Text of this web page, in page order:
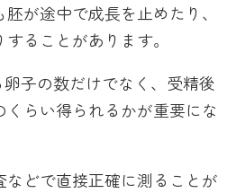
が途中で成長を止めたり、
ることがあります。
子の数だけでなく、受精後
らい得られるかが重要にな
どで直接正確に測ることが